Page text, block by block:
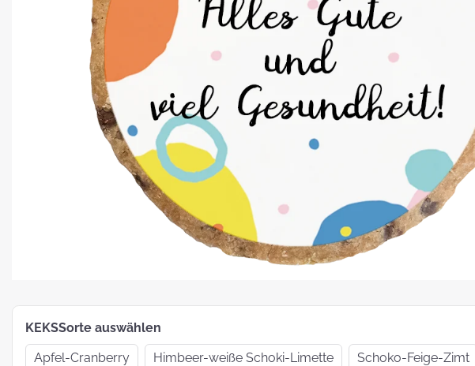
Platz für Plätzchen: 5 Fakten zu
Weihnachtsgebäck
Sind
How To:
MotivKEKS-
Designer
The struggle is real:
Verpackungsoptionen
Wir haben uns
KEKSSorte auswählen
Apfel-Cranberry
Himbeer-weiße Schoki-Limette Schoko-Feige-Zimt